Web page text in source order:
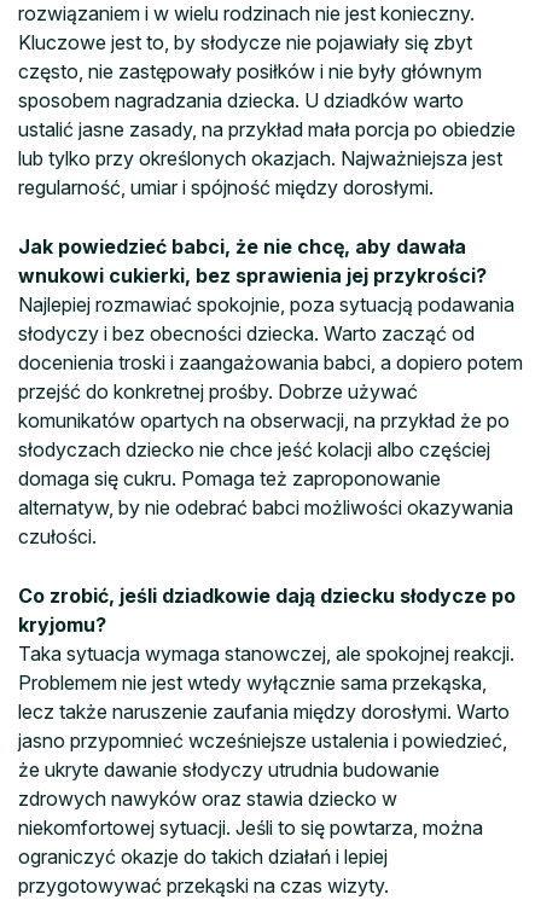
rozwiązaniem i w wielu rodzinach nie jest konieczny.
Kluczowe jest to, by słodycze nie pojawiały się zbyt
często, nie zastępowały posiłków i nie były głównym
sposobem nagradzania dziecka. U dziadków warto
ustalić jasne zasady, na przykład mała porcja po obiedzie
lub tylko przy określonych okazjach. Najważniejsza jest
regularność, umiar i spójność między dorosłymi.
Jak powiedzieć babci, że nie chcę, aby dawała
wnukowi cukierki, bez sprawienia jej przykrości?
Najlepiej rozmawiać spokojnie, poza sytuacją podawania
słodyczy i bez obecności dziecka. Warto zacząć od
docenienia troski i zaangażowania babci, a dopiero potem
przejść do konkretnej prośby. Dobrze używać
komunikatów opartych na obserwacji, na przykład że po
słodyczach dziecko nie chce jeść kolacji albo częściej
domaga się cukru. Pomaga też zaproponowanie
alternatyw, by nie odebrać babci możliwości okazywania
czułości.
Co zrobić, jeśli dziadkowie dają dziecku słodycze po
kryjomu?
Taka sytuacja wymaga stanowczej, ale spokojnej reakcji.
Problemem nie jest wtedy wyłącznie sama przekąska,
lecz także naruszenie zaufania między dorosłymi. Warto
jasno przypomnieć wcześniejsze ustalenia i powiedzieć,
że ukryte dawanie słodyczy utrudnia budowanie
zdrowych nawyków oraz stawia dziecko w
niekomfortowej sytuacji. Jeśli to się powtarza, można
ograniczyć okazje do takich działań i lepiej
przygotowywać przekąski na czas wizyty.